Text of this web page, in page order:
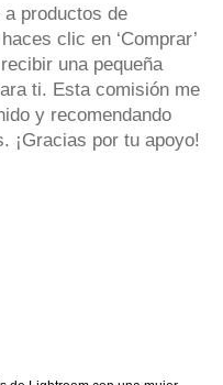
productos de
clic en ‘Comprar’
una pequeña
ti. Esta comisión me
y recomendando
¡Gracias por tu apoyo!